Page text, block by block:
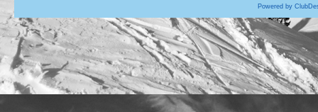
Powered by